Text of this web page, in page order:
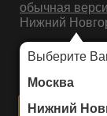
обычная
Нижний
Выберите
Москва
Нижний
ИНТЕРНЕТ-МАГАЗИН